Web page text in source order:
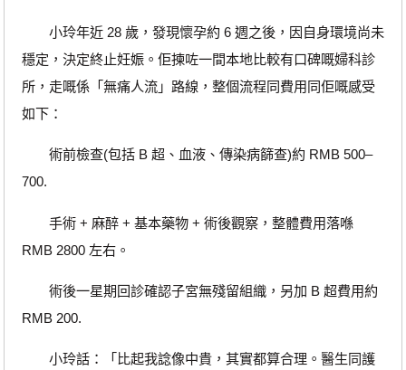
小玲年近 28 歲，發現懷孕約 6 週之後，因自身環境尚未
穩定，決定終止妊娠。佢揀咗一間本地比較有口碑嘅婦科診
所，走嘅係「無痛人流」路線，整個流程同費用同佢嘅感受
如下：
術前檢查(包括 B 超、血液、傳染病篩查)約 RMB 500–
700.
手術 + 麻醉 + 基本藥物 + 術後觀察，整體費用落喺
RMB 2800 左右。
術後一星期回診確認子宮無殘留組織，另加 B 超費用約
RMB 200.
小玲話：「比起我諗像中貴，其實都算合理。醫生同護